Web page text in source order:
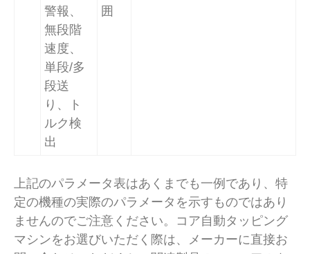
警報、
無段階
速度、
単段/多
段送
り、ト
ルク検
出
囲
上記のパラメータ表はあくまでも一例であり、特
定の機種の実際のパラメータを示すものではあり
ませんのでご注意ください。コア自動タッピング
マシンをお選びいただく際は、メーカーに直接お